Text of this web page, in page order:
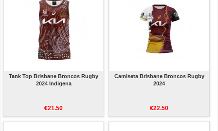
Tank Top Brisbane Broncos Rugby
2024 Indigena
€21.50
Camiseta Brisbane Broncos Rugby
2024
€22.50